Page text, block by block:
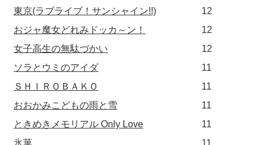
東京(ラブライブ！サンシャイン!!)
12
おジャ魔女どれみドッカ～ン！
12
女子高生の無駄づかい
12
ソラとウミのアイダ
11
ＳＨＩＲＯＢＡＫＯ
11
おおかみこどもの雨と雪
11
ときめきメモリアル Only Love
11